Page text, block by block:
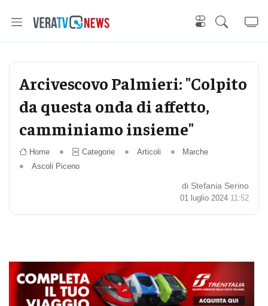
Arcivescovo Palmieri: "Colpito
da questa onda di affetto,
camminiamo insieme"
Home Categorie Articoli
Marche
Ascoli Piceno
di Stefania Serino
01 luglio 2024 11:52